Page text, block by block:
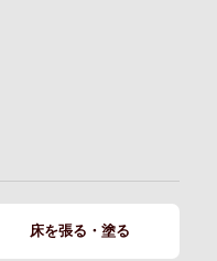
床を張る・塗る